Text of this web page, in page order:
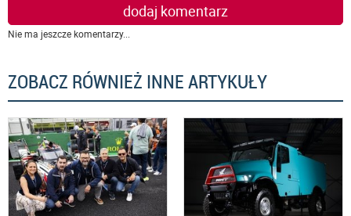
dodaj komentarz
Nie ma jeszcze komentarzy...
ZOBACZ RÓWNIEŻ INNE ARTYKUŁY